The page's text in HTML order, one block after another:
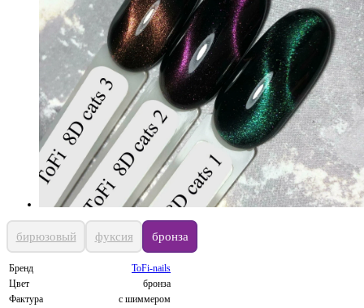
бирюзовый фуксия бронза
Бренд
ToFi-nails
Цвет
бронза
Фактура
с шиммером